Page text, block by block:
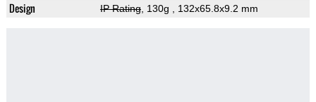
Design IP Rating, 130g , 132x65.8x9.2 mm